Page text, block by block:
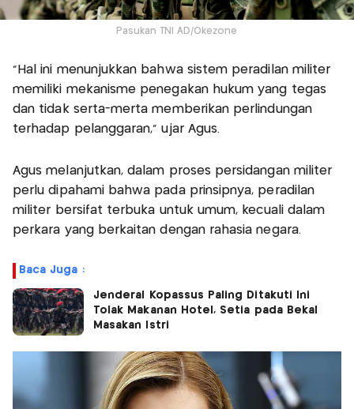
Pasukan TNI AD/Okezone
“Hal ini menunjukkan bahwa sistem peradilan militer
memiliki mekanisme penegakan hukum yang tegas
dan tidak serta-merta memberikan perlindungan
terhadap pelanggaran,” ujar Agus.
Agus melanjutkan, dalam proses persidangan militer
perlu dipahami bahwa pada prinsipnya, peradilan
militer bersifat terbuka untuk umum, kecuali dalam
perkara yang berkaitan dengan rahasia negara.
Baca Juga :
Jenderal Kopassus Paling Ditakuti Ini
Tolak Makanan Hotel, Setia pada Bekal
Masakan Istri